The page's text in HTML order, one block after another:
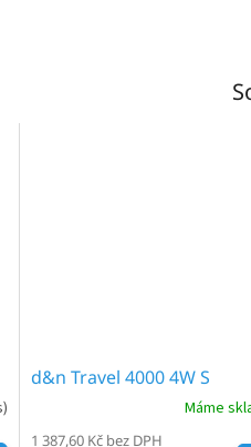
d&n Travel 4000 4W S
Máme
1 387,60 Kč bez DPH